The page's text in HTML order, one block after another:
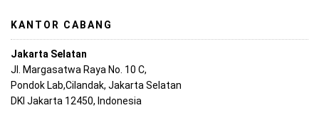
KANTOR CABANG
Jakarta Selatan
Jl. Margasatwa Raya No. 10 C,
Pondok Lab,Cilandak, Jakarta Selatan
DKI Jakarta 12450, Indonesia